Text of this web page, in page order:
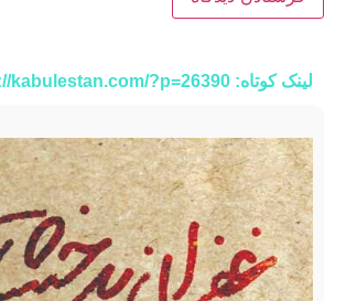
لینک کوتاه: https://kabulestan.com/?p=26390